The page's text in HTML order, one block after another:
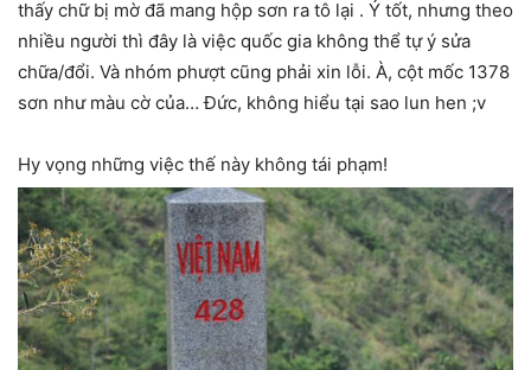
thấy chữ bị mờ đã mang hộp sơn ra tô lại . Ý tốt, nhưng theo
nhiều người thì đây là việc quốc gia không thể tự ý sửa
chữa/đổi. Và nhóm phượt cũng phải xin lỗi. À, cột mốc 1378
sơn như màu cờ của… Đức, không hiểu tại sao lun hen ;v
Hy vọng những việc thế này không tái phạm!